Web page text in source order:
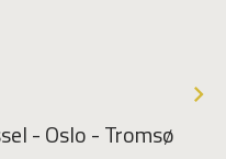
- Oslo - Tromsø